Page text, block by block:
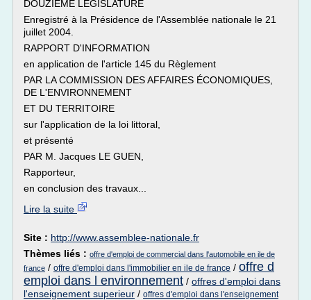
DOUZIÈME LÉGISLATURE
Enregistré à la Présidence de l'Assemblée nationale le 21
juillet 2004.
RAPPORT D'INFORMATION
en application de l'article 145 du Règlement
PAR LA COMMISSION DES AFFAIRES ÉCONOMIQUES,
DE L'ENVIRONNEMENT
ET DU TERRITOIRE
sur l'application de la loi littoral,
et présenté
PAR M. Jacques LE GUEN,
Rapporteur,
en conclusion des travaux...
Lire la suite
Site : http://www.assemblee-nationale.fr
Thèmes liés : offre d'emploi de commercial dans l'automobile en ile de
france / offre d'emploi dans l'immobilier en ile de france / offre d
emploi dans l environnement / offres d'emploi dans
l'enseignement superieur / offres d'emploi dans l'enseignement